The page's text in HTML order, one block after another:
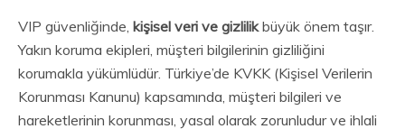
VIP güvenliğinde, kişisel veri ve gizlilikbüyük önem taşır.
Yakın koruma ekipleri, müşteri bilgilerinin gizliliğini
korumakla yükümlüdür. Türkiye’de KVKK (Kişisel Verilerin
Korunması Kanunu) kapsamında, müşteri bilgileri ve
hareketlerinin korunması, yasal olarak zorunludur ve ihlali